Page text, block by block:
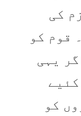
کی
قوم کو
یہی
کو